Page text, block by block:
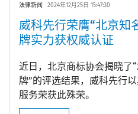
法律新闻 2024年12月25日 15:47:30
威科先行荣膺“北京知
牌实力获权威认证
近日，北京商标协会揭晓了
牌”的评选结果，威科先行
服务荣获此殊荣。